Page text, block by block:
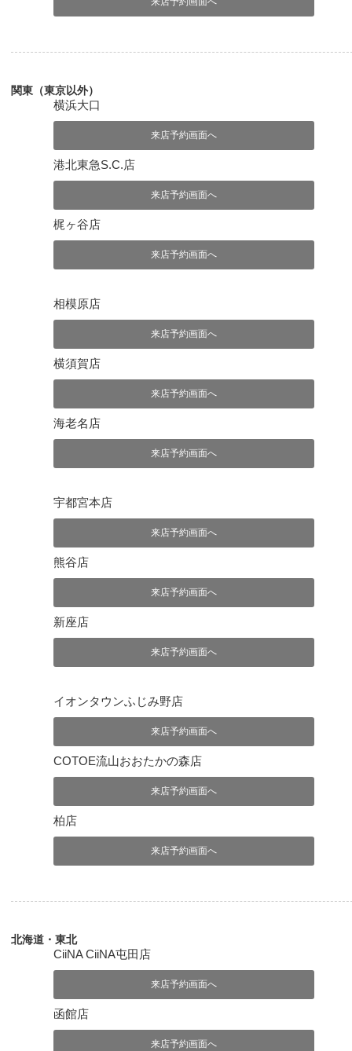
関東（東京以外）
横浜大口
来店予約画面へ
港北東急S.C.店
来店予約画面へ
梶ヶ谷店
来店予約画面へ
相模原店
来店予約画面へ
横須賀店
来店予約画面へ
海老名店
来店予約画面へ
宇都宮本店
来店予約画面へ
熊谷店
来店予約画面へ
新座店
来店予約画面へ
イオンタウンふじみ野店
来店予約画面へ
COTOE流山おおたかの森店
来店予約画面へ
柏店
来店予約画面へ
北海道・東北
CiiNA CiiNA屯田店
来店予約画面へ
函館店
来店予約画面へ